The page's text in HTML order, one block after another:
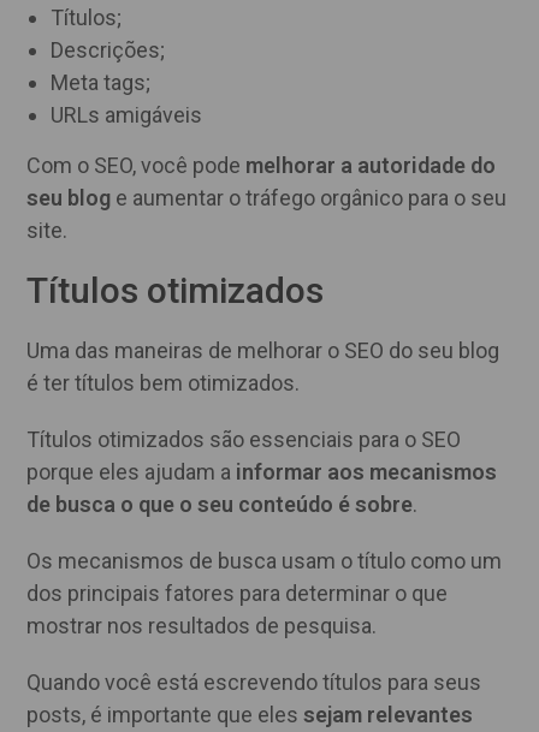
Títulos;
Descrições;
Meta tags;
URLs amigáveis
Com o SEO, você pode melhorar a autoridade do
seu blog e aumentar o tráfego orgânico para o seu
site.
Títulos otimizados
Uma das maneiras de melhorar o SEO do seu blog
é ter títulos bem otimizados.
Títulos otimizados são essenciais para o SEO
porque eles ajudam a informar aos mecanismos
de busca o que o seu conteúdo é sobre.
Os mecanismos de busca usam o título como um
dos principais fatores para determinar o que
mostrar nos resultados de pesquisa.
Quando você está escrevendo títulos para seus
posts, é importante que elessejam relevantes